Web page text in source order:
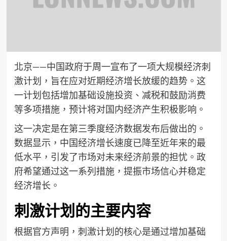
北京——中国政府于周一宣布了一项大规模经济刺
激计划，旨在应对近期经济增长放缓的趋势。这
一计划包括增加基础设施投资、减税和鼓励消费
等多项措施，预计将对国内经济产生积极影响。
这一决定是在第三季度经济数据发布后做出的。
数据显示，中国经济增长速度已降至近年来的最
低水平，引发了市场对未来经济前景的担忧。政
府希望通过这一系列措施，提振市场信心并稳定
经济增长。
刺激计划的主要内容
根据官方声明，刺激计划的核心是通过增加基础